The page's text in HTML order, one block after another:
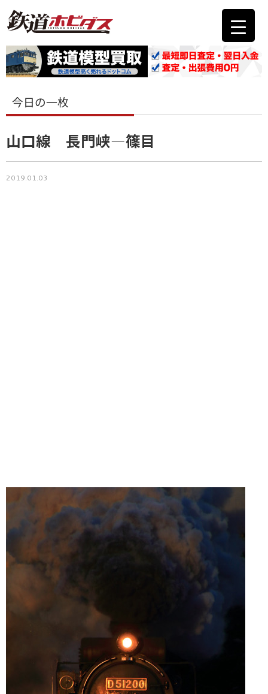
今日の一枚
山口線 長門峡―篠目
2019.01.03